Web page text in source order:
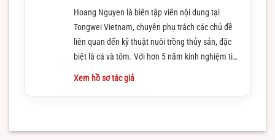
Hoang Nguyen là biên tập viên nội dung tại
Tongwei Vietnam, chuyên phụ trách các chủ đề
liên quan đến kỹ thuật nuôi trồng thủy sản, đặc
biệt là cá và tôm. Với hơn 5 năm kinh nghiệm tìm
hiểu và làm việc trong lĩnh vực này
Xem hồ sơ tác giả